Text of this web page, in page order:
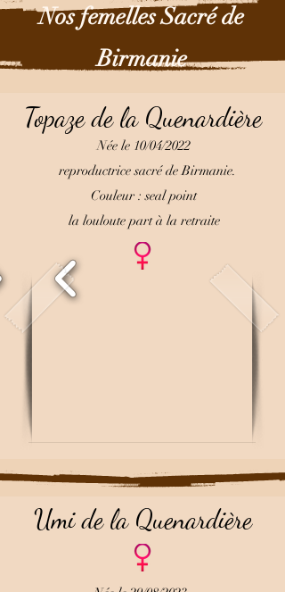
Nos femelles Sacré de
Birmanie
Topaze de la Quenardière
Née le 10/04/2022
reproductricesacré de Birmanie.
Couleur : seal point
la louloute part à la retraite
Umi de la Quenardière